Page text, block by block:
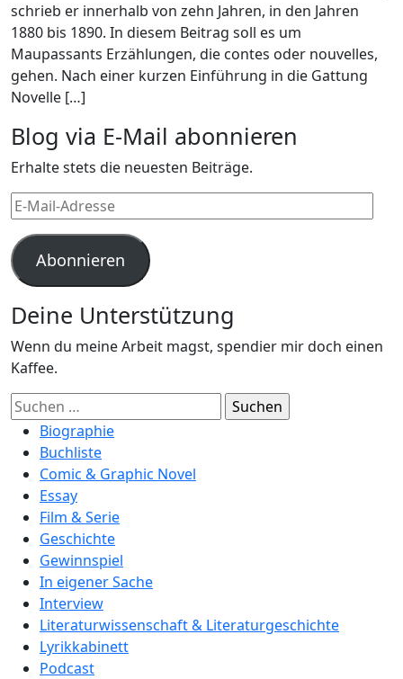
schrieb er innerhalb von zehn Jahren, in den Jahren
1880 bis 1890. In diesem Beitrag soll es um
Maupassants Erzählungen, die contes oder nouvelles,
gehen. Nach einer kurzen Einführung in die Gattung
Novelle […]
Blog via E-Mail abonnieren
Erhalte stets die neuesten Beiträge.
E-
Mail-
Adresse
Abonnieren
Deine Unterstützung
Wenn du meine Arbeit magst, spendier mir doch einen
Kaffee.
Suchen
nach:Biographie
Buchliste
Comic & Graphic Novel
Essay
Film & Serie
Geschichte
Gewinnspiel
In eigener Sache
Interview
Literaturwissenschaft & Literaturgeschichte
Lyrikkabinett
Podcast